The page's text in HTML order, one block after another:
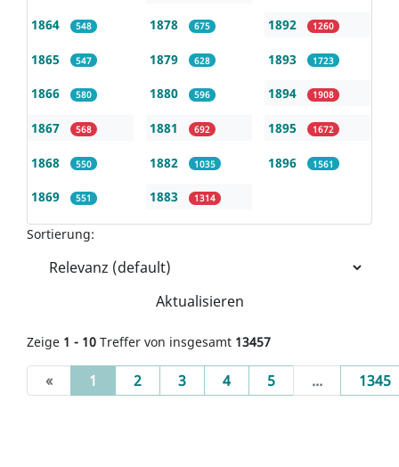
1864 548
1865 547
1866 580
1867 568
1868 550
1869 551
1878 675
1879 628
1880 596
1881 692
1882 1035
1883 1314
1892 1260
1893 1723
1894 1908
1895 1672
1896 1561
Sortierung:
Aktualisieren
Zeige 1 - 10 Treffer von insgesamt 13457
« 1 (current)
2 3 4 5 ... 1345